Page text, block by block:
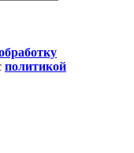
политикой